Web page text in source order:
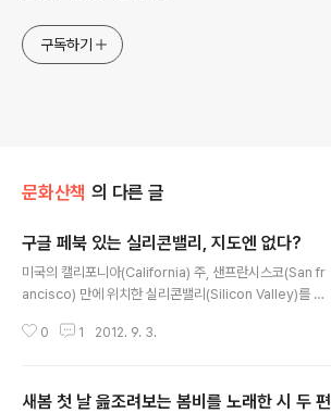
구독하기
문화산책 의 다른 글
구글 페북 있는 실리콘밸리, 지도엔 없다?
미국의 캘리포니아(California) 주, 샌프란시스코(San fr
ancisco) 만에 위치한 실리콘밸리(Silicon Valley)를 다
찾기는 어려운 일이다. 실리콘밸리는 지명이 아닌 산타클
은 반도체의 재료인 실리콘과 산타클라라 계곡을 의미하는
0 1 2012. 9. 3.
새봄 첫 날 읊조려보는 봄비를 노래한 시 두 편